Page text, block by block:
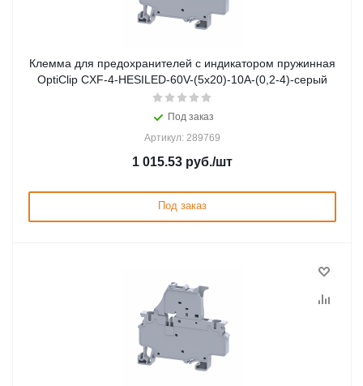
Клемма для предохранителей с индикатором пружинная
OptiClip CXF-4-HESILED-60V-(5x20)-10A-(0,2-4)-серый
Под заказ
Артикул: 289769
1 015.53 руб./шт
Под заказ